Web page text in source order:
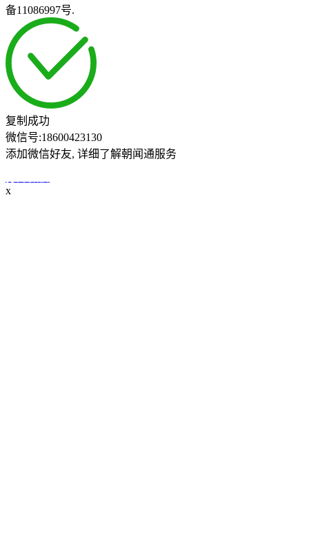
备11086997号.
复制成功
微信号:18600423130
添加微信好友, 详细了解朝闻通服务
x